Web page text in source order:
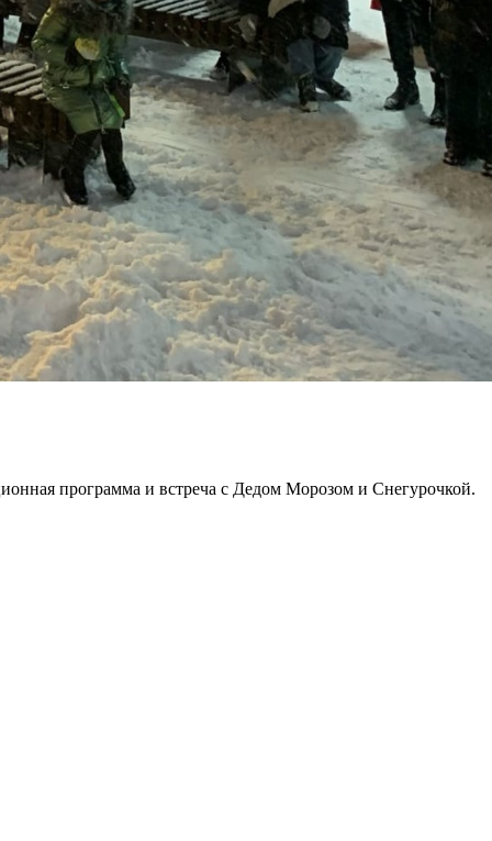
программа и встреча с Дедом Морозом и Снегурочкой.